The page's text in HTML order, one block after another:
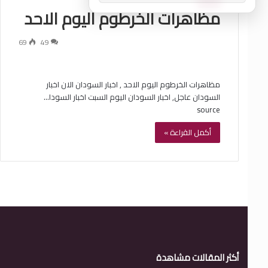
مظاهرات الخرطوم اليوم الاحد
49
69
مظاهرات الخرطوم اليوم الاحد , اخبار السودان الان اخبار
السودان عاجل, اخبار السودان اليوم السبت اخبار السودا…
source
أكمل القراءة »
أكثر المقالات مشاهدة